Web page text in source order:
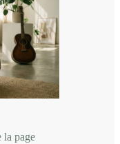
la page